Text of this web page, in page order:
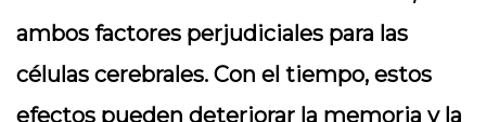
ambos factores perjudiciales para las
células cerebrales. Con el tiempo, estos
efectos pueden deteriorar la memoria y la